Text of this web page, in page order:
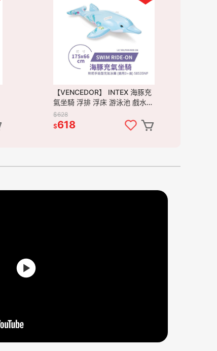
【VENCEDOR】 INTEX 海豚充
氣坐騎 浮排 浮床 游泳池 戲水池
水上玩具 58535NP 現貨 滿
499免運
$628
$618